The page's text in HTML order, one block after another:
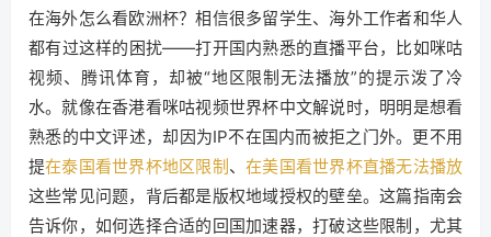
在海外怎么看欧洲杯？相信很多留学生、海外工作者和华人
都有过这样的困扰——打开国内熟悉的直播平台，比如咪咕
视频、腾讯体育，却被“地区限制无法播放”的提示泼了冷
水。就像在香港看咪咕视频世界杯中文解说时，明明是想看
熟悉的中文评述，却因为IP不在国内而被拒之门外。更不用
提在泰国看世界杯地区限制、在美国看世界杯直播无法播放
这些常见问题，背后都是版权地域授权的壁垒。这篇指南会
告诉你，如何选择合适的回国加速器，打破这些限制，尤其